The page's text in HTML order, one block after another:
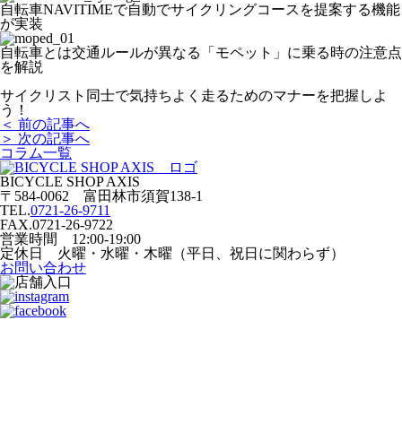
自転車NAVITIMEで自動でサイクリングコースを提案する機能
が実装
自転車とは交通ルールが異なる「モペット」に乗る時の注意点
を解説
サイクリスト同士で気持ちよく走るためのマナーを把握しよ
う！
＜ 前の記事へ
＞ 次の記事へ
コラム一覧
BICYCLE SHOP AXIS
〒584-0062 富田林市須賀138-1
TEL.0721-26-9711
FAX.0721-26-9722
営業時間 12:00-19:00
定休日 火曜・水曜・木曜（平日、祝日に関わらず）
お問い合わせ